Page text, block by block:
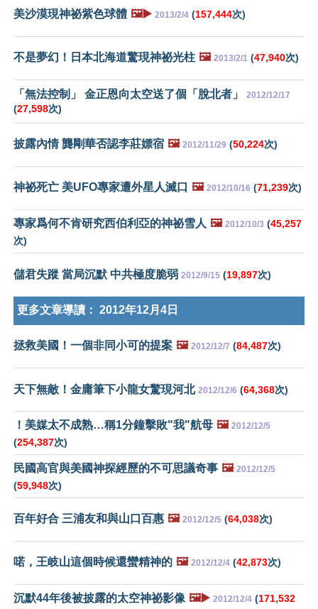
美沙漠現神祕紫色球體 🖼️▶️ 2013/2/4 (157,444次)
不是夢幻！日本北海道驚現神祕光柱 🖼️ 2013/2/1 (47,940次)
「無法控制」 金正恩向太空送了個「脫北者」 2012/12/17
(27,598次)
披露內情 龔剛華否認李莊嫖宿 🖼️ 2012/11/29 (50,224次)
神祕死亡 美UFO專家遭外星人滅口 🖼️ 2012/10/16 (71,239次)
專家爲何不肯研究西伯利亞的神祕雪人 🖼️ 2012/10/3 (45,257
次)
儲君失蹤 當局沉默 中共極度脆弱 2012/9/15 (19,897次)
更多文章導讀： 2012年12月4日
拯救美國！一個非同小可的提案 🖼️ 2012/12/7 (84,487次)
天下無敵！金庸筆下小龍女驚現河北 2012/12/6 (64,368次)
！美媒太不成熟…稱1分鐘擊敗"我"航母 🖼️ 2012/12/5
(254,387次)
民國高官與美國神探經歷的不可思議奇事 🖼️ 2012/12/5
(59,948次)
百年好合 三浦友和與山口百惠 🖼️ 2012/12/5 (64,038次)
喏，王岐山這個時候還蠻精神的 🖼️ 2012/12/4 (42,873次)
沉默44年後被披露的太空神祕影像 🖼️▶️ 2012/12/4 (171,532